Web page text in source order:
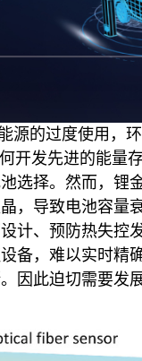
源的过度使用，
开发先进的能量
选择。然而，锂
，导致电池容量
计、预防热失控
备，难以实时精
因此迫切需要发